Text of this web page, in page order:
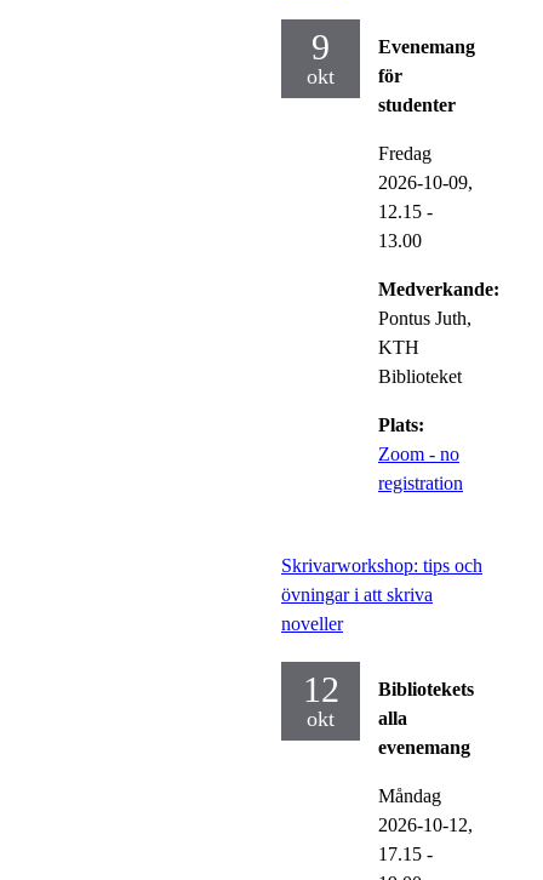
9
okt
Evenemang
för
studenter
Fredag
2026-10-09,
12.15 -
13.00
Medverkande:
Pontus Juth,
KTH
Biblioteket
Plats:
Zoom - no
registration
Skrivarworkshop: tips och
övningar i att skriva
noveller
12
okt
Bibliotekets
alla
evenemang
Måndag
2026-10-12,
17.15 -